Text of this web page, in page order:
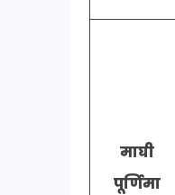
माघी
पूर्णिमा